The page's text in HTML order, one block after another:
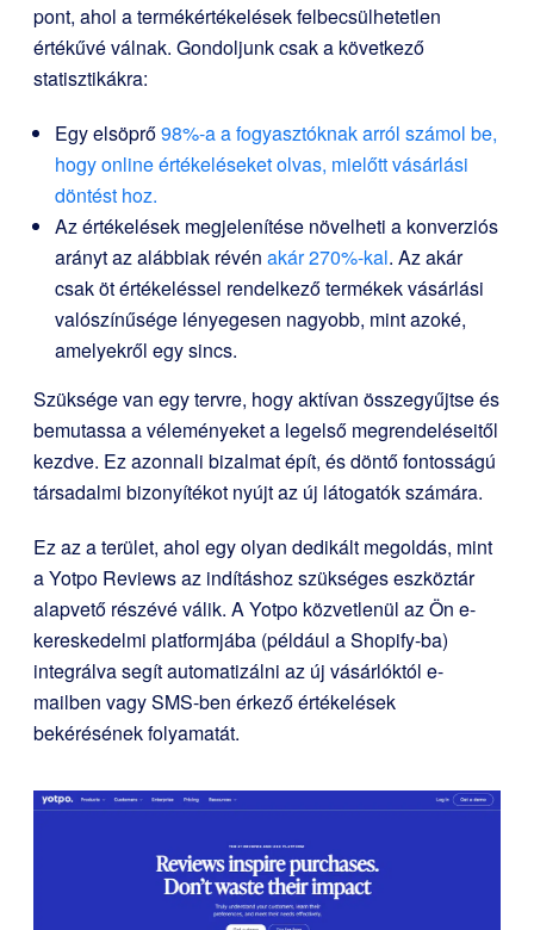
pont, ahol a termékértékelések felbecsülhetetlen
értékűvé válnak. Gondoljunk csak a következő
statisztikákra:
Egy elsöprő98%-a a fogyasztóknak arról számol be,
hogy online értékeléseket olvas, mielőtt vásárlási
döntést hoz.
Az értékelések megjelenítése növelheti a konverziós
arányt az alábbiak révén akár 270%-kal. Az akár
csak öt értékeléssel rendelkező termékek vásárlási
valószínűsége lényegesen nagyobb, mint azoké,
amelyekről egy sincs.
Szüksége van egy tervre, hogy aktívan összegyűjtse és
bemutassa a véleményeket a legelső megrendeléseitől
kezdve. Ez azonnali bizalmat épít, és döntő fontosságú
társadalmi bizonyítékot nyújt az új látogatók számára.
Ez az a terület, ahol egy olyan dedikált megoldás, mint
aYotpo Reviewsaz indításhoz szükséges eszköztár
alapvető részévé válik. A Yotpo közvetlenül az Ön e-
kereskedelmi platformjába (például a Shopify-ba)
integrálva segít automatizálni az új vásárlóktól e-
mailben vagy SMS-ben érkező értékelések
bekérésének folyamatát.